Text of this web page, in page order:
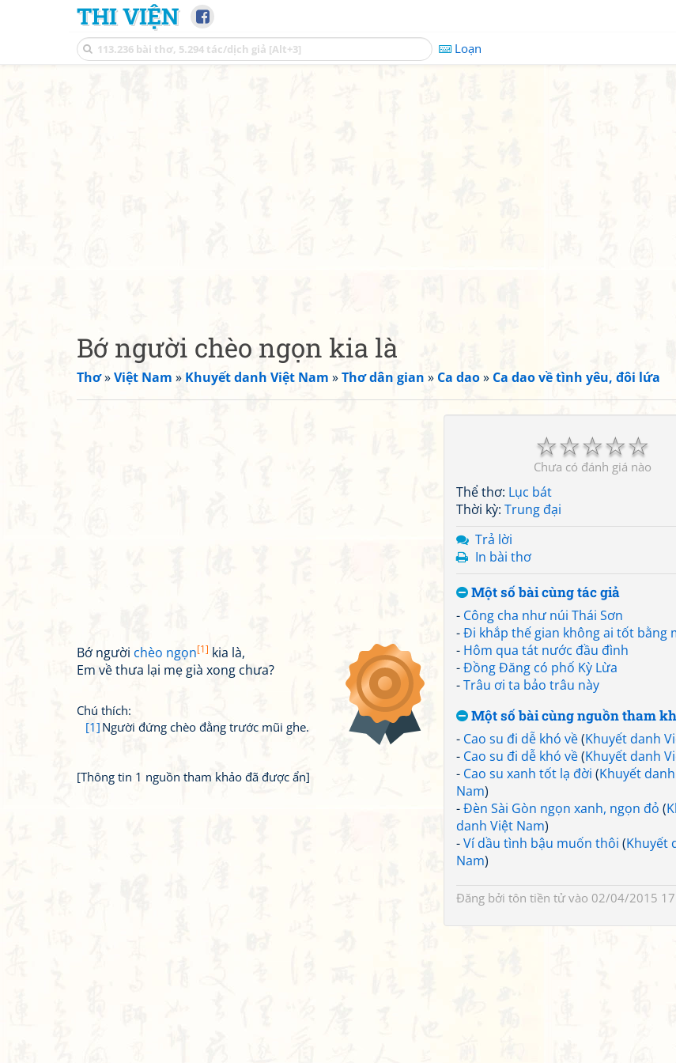
THI VIỆN
Loạn
Bớ người chèo ngọn kia là
Thơ»Việt Nam » Khuyết danh Việt Nam »Thơ dân gian » Ca dao» Ca dao về tình yêu, đôi lứa
☆
☆
☆
☆
☆
Chưa có đánh giá nào
Thể thơ: Lục bát
Thời kỳ: Trung đại
Trả lời
In bài thơ
Một số bài cùng tác giả
- Công cha như núi Thái Sơn
-Đi khắp thế gian không ai tốt bằng
- Hôm qua tát nước đầu đình
-Đồng Đăng có phố Kỳ Lừa
-Trâu ơi ta bảo trâu này
Một số bài cùng nguồn tham
- Cao su đi dễ khó về(Khuyết danh
- Cao su đi dễ khó về(Khuyết danh
- Cao su xanh tốt lạ đời (Khuyết
Nam)
-Đèn Sài Gòn ngọn xanh, ngọn đỏ (
danh Việt Nam)
-Ví dầu tình bậu muốn thôi (Khuyết
Nam)
Đăng bởi tôn tiền tửvào 02/04/2015
Bớ người chèo ngọn[1] kia là,
Em về thưa lại mẹ già xong chưa?
Chú thích:
[1] Người đứng chèo đằng trước mũi ghe.
[Thông tin 1 nguồn tham khảo đã được ẩn]